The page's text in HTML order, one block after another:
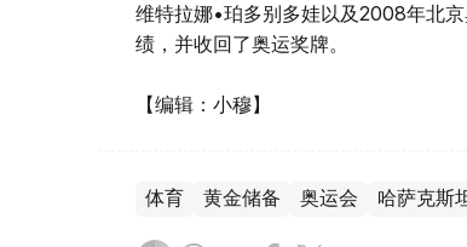
维特拉娜•珀多别多娃以及2008年北
绩，并收回了奥运奖牌。
【编辑：小穆】
体育 黄金储备 奥运会 哈萨克斯